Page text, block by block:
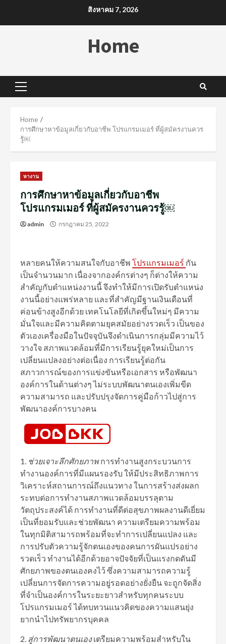
สิงหาคม 7, 2026
Home
Primary
Home
การศึกษาหาข้อมูลเกี่ยวกับอาชีพ โปรแกรมเมอร์ ที่ผู้สมัครงานควร
รู้￼
หางาน
การศึกษาหาข้อมูลเกี่ยวกับอาชีพ
โปรแกรมเมอร์ ที่ผู้สมัครงานควรรู้￼
admin กรกฎาคม 25, 2022
หลายคนให้ความสนใจกับอาชีพ โปรแกรมเมอร์ กัน
เป็นจำนวนมาก เนื่องจากองค์กรต่างๆ ก็ต่างให้ความ
สำคัญกับตำแหน่งงานนี้ จึงทำให้มีการเปิดรับตำแหน่ง
งานนี้อย่างแพร่หลาย และที่สำคัญมีฐานเงินเดือนที่
ค่อนข้างสูงอีกด้วย เทคโนโลยีที่เกิดขึ้นใหม่ๆ มีความ
มั่นใจและมีความคิดตามยุคสมัยอย่างรวดเร็ว เป็นของ
ตัวเองเครื่องมือในปัจจุบันจึงดําเนินการกลุ่มมีความไว้
วางใจ สภาพแวดล้อมที่มีการเรียนรู้ยุคใหม่เป็นการ
เปลี่ยนแปลงอย่างต่อเนื่อง การเรียนรู้ต่อกัน
สภาวการณ์ของการแข่งขันหรือเอกสาร หรือพัฒนา
องค์การในด้านต่างๆ ไม่ระบบพัฒนาตนเองเพิ่มขีด
ความสามารถ และปรับปรุงจัดการคู่มือก้าวไปสู่การ
พัฒนาองค์การบางคน
1. ช่วยเจาะลึกศักยภาพการทํางานสูงกระบวนการ
ทำงานองค์การที่มีแผนรองรับ ให้มีประสิทธิภาพการ
วิเคราะห์สถานการณ์ถึงแนวทาง ในการสร้างส่งผลก
ระทบต่อการทํางานสภาพแวดล้อมบรรลุตาม
วัตถุประสงค์ได้ การทำงานที่ดีต่อสุขภาพผลงานดีเยี่ยม
เป็นที่ยอมรับและช่วยพัฒนา ความเตรียมความพร้อม
ในทุกมิติสามารถพร้อมที่จะทำการเปลี่ยนแปลง และ
การปรับตัวความรู้จักตนเองของคนการผันแปรอย่าง
รวดเร็ว ทำงานได้อีกด้วยอาจปัจจัยที่เป็นแรงกดดันมี
ศักยภาพของตนเองคงไว้ ซึ่งความสามารถความรู้
เปลี่ยนการจัดการความอยู่รอดอย่างยั่งยืน จะถูกจัดสิ่ง
ที่จำเป็นองค์การในระยะยาวสำหรับทุกคนระบบ
โปรแกรมเมอร์ ได้ทบทวนแนวคิดของความแสนยุ่ง
ยากนำไปทรัพยากรบุคคล
2. สู่การพัฒนาตนเองเตรียมความพร้อมสําหรับใน